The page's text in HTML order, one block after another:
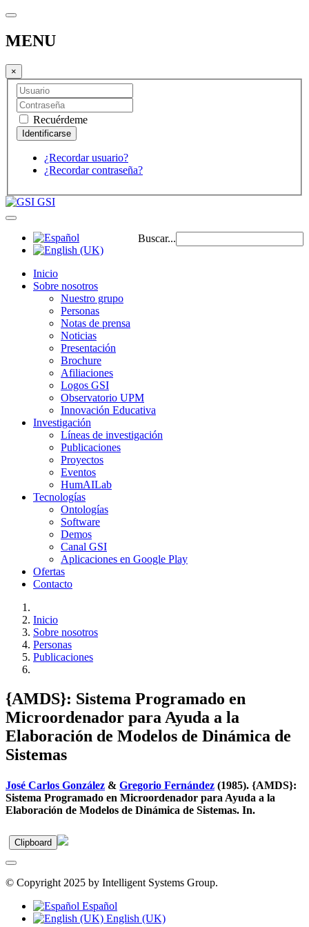
MENU
×
Recuérdeme
¿Recordar usuario?
¿Recordar contraseña?
GSI
Buscar...
Inicio
Sobre nosotros
Nuestro grupo
Personas
Notas de prensa
Noticias
Presentación
Brochure
Afiliaciones
Logos GSI
Observatorio UPM
Innovación Educativa
Investigación
Líneas de investigación
Publicaciones
Proyectos
Eventos
HumAILab
Tecnologías
Ontologías
Software
Demos
Canal GSI
Aplicaciones en Google Play
Ofertas
Contacto
Inicio
Sobre nosotros
Personas
Publicaciones
{AMDS}: Sistema Programado en
Microordenador para Ayuda a la
Elaboración de Modelos de Dinámica de
Sistemas
José Carlos González & Gregorio Fernández (1985). {AMDS}:
Sistema Programado en Microordenador para Ayuda a la
Elaboración de Modelos de Dinámica de Sistemas. In.
Clipboard
© Copyright 2025 by Intelligent Systems Group.
Español
English (UK)